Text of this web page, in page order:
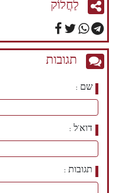
לַחֲלוֹק
תגובות
שם
דוא'ל
תגובות